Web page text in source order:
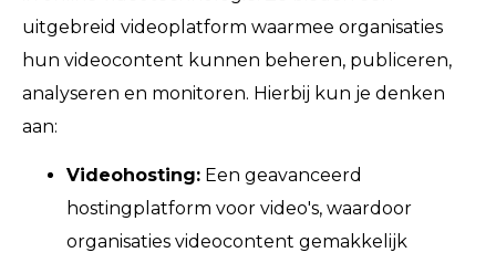
uitgebreid videoplatform waarmee organisaties
hun videocontent kunnen beheren, publiceren,
analyseren en monitoren. Hierbij kun je denken
aan:
Videohosting: Een geavanceerd
hostingplatform voor video's, waardoor
organisaties videocontent gemakkelijk